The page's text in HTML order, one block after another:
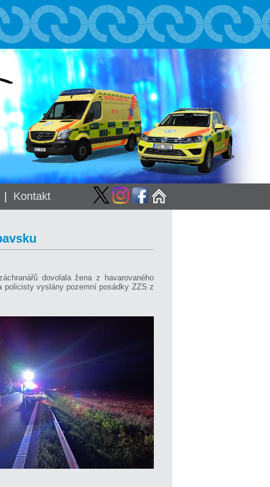
Kontakt
dovolala žena z havarovaného
vyslány pozemní posádky ZZS z